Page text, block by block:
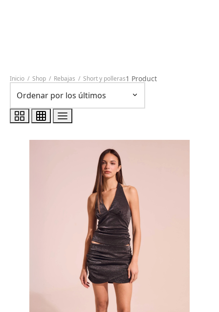
Inicio / Shop / Rebajas / Short y polleras1 Product